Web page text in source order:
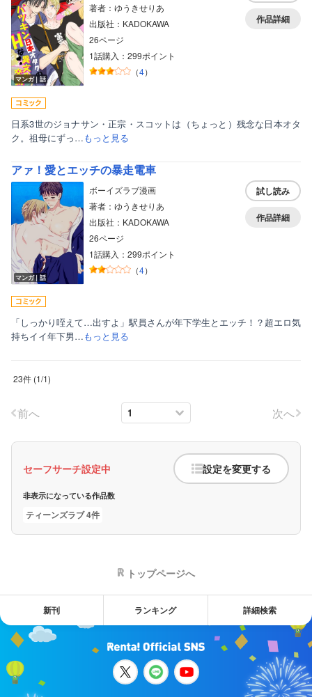
マンガ｜話
著者：ゆうきせりあ
出版社：KADOKAWA
26ページ
1話購入：299ポイント
（4）
作品詳細
日系3世のジョナサン・正宗・スコットは（ちょっと）残念な日本オタ
ク。祖母にずっ…もっと見る
アァ！愛とエッチの暴走電車
マンガ｜話
ボーイズラブ漫画
著者：ゆうきせりあ
出版社：KADOKAWA
26ページ
1話購入：299ポイント
（4）
試し読み
作品詳細
「しっかり咥えて…出すよ」駅員さんが年下学生とエッチ！？超エロ気
持ちイイ年下男…もっと見る
23件 (1/1)
前へ 次へ
セーフサーチ設定中 設定を変更する
非表示になっている作品数
ティーンズラブ 4件
トップページへ
新刊 ランキング 詳細検索